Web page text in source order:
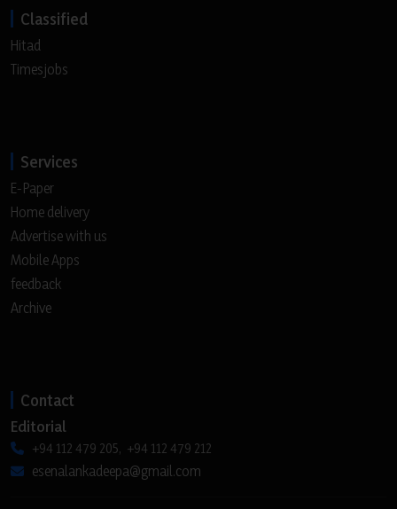
Classified
Hitad
Timesjobs
Services
E-Paper
Home delivery
Advertise with us
Mobile Apps
feedback
Archive
Contact
Editorial
+94 112 479 205, +94 112 479 212
esenalankadeepa@gmail.com